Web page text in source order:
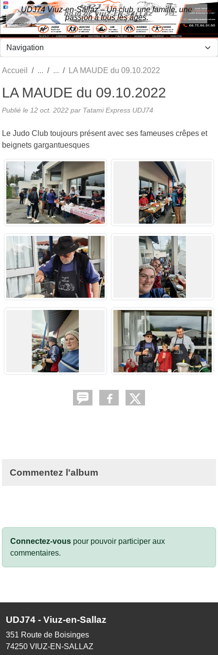
UDJ74 Viuz-en-Sallaz – Un club, une famille, une
passion à tous les âges.
Accueil LA MAUDE du 09.10.2022
LA MAUDE du 09.10.2022
Publié le 12 oct. 2022 par Tatami Express UDJ74
Le Judo Club toujours présent avec ses fameuses crêpes et
beignets gargantuesques
Commentez l'album
Connectez-vous pour pouvoir participer aux
commentaires.
UDJ74 - Viuz-en-Sallaz
351 Route de Boisinges
74250 VIUZ-EN-SALLAZ
Panneau de gestion des cookies